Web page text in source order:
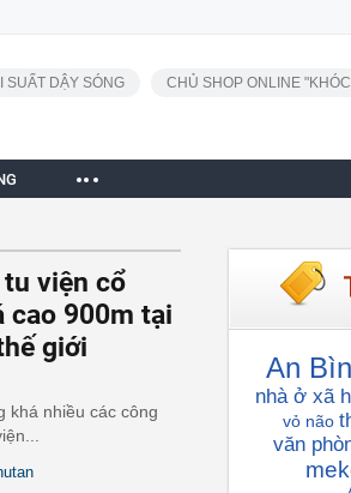
SUẤT DẬY SÓNG CHỦ SHOP ONLINE
viện cổ
cao 900m tại
giới
khá nhiều các công
An
nhà ở xã
vỏ não
văn